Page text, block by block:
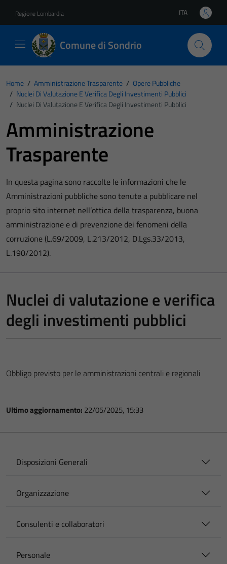
Regione Lombardia Lingua attiva:
ITA
Comune di Sondrio
Home / Amministrazione Trasparente / Opere Pubbliche
/ Nuclei Di Valutazione E Verifica Degli Investimenti Pubblici
/ Nuclei Di Valutazione E Verifica Degli Investimenti Pubblici
Amministrazione
Trasparente
In questa pagina sono raccolte le informazioni che le
Amministrazioni pubbliche sono tenute a pubblicare nel
proprio sito internet nell’ottica della trasparenza, buona
amministrazione e di prevenzione dei fenomeni della
corruzione (L.69/2009, L.213/2012, D.Lgs.33/2013,
L.190/2012).
Nuclei di valutazione e verifica
degli investimenti pubblici
Obbligo previsto per le amministrazioni centrali e regionali
Ultimo aggiornamento: 22/05/2025, 15:33
Disposizioni Generali
Organizzazione
Consulenti e collaboratori
Personale